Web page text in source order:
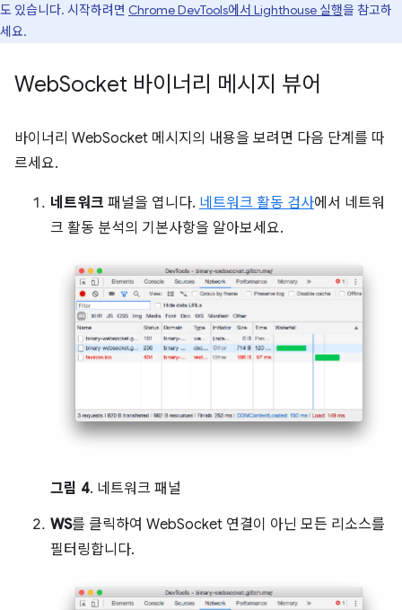
도 있습니다. 시작하려면 Chrome DevTools에서 Lighthouse 실행을 참고하
세요.
WebSocket 바이너리 메시지 뷰어
바이너리 WebSocket 메시지의 내용을 보려면 다음 단계를 따
르세요.
네트워크 패널을 엽니다. 네트워크 활동 검사에서 네트워
크 활동 분석의 기본사항을 알아보세요.
그림 4. 네트워크 패널
WS를 클릭하여 WebSocket 연결이 아닌 모든 리소스를
필터링합니다.